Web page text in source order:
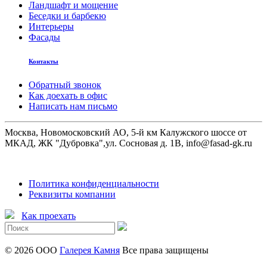
Ландшафт и мощение
Беседки и барбекю
Интерьеры
Фасады
Контакты
Обратный звонок
Как доехать в офис
Написать нам письмо
Москва, Новомосковский АО, 5-й км Калужского шоссе от
МКАД, ЖК "Дубровка",ул. Сосновая д. 1В, info@fasad-gk.ru
Политика конфиденциальности
Реквизиты компании
Как проехать
© 2026 ООО Галерея Камня Все права защищены